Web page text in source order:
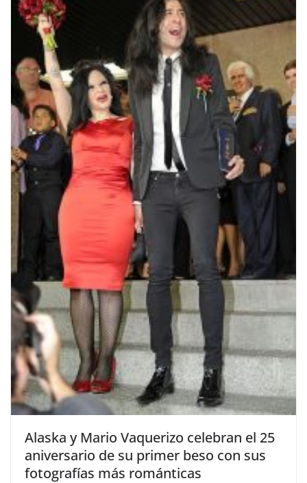
​Alaska y Mario Vaquerizo celebran el 25
aniversario de su primer beso con sus
fotografías más románticas